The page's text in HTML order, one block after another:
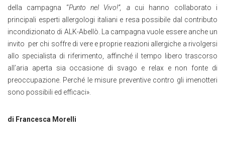
della campagna “Punto nel Vivo!”, acui hanno collaborato i
principali esperti allergologi italiani e resa possibile dal contributo
incondizionato di ALK-Abellò. La campagna vuole essere anche un
invito per chi soffre di vere e proprie reazioni allergiche a rivolgersi
allo specialista di riferimento, affinché il tempo libero trascorso
all’aria aperta sia occasione di svago e relax e non fonte di
preoccupazione. Perché le misure preventive contro gli imenotteri
sono possibili ed efficaci».
di Francesca Morelli